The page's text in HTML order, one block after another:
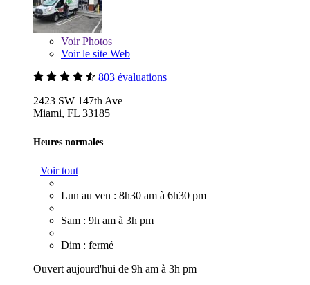
VoirPhotos
Voir le site Web
803 évaluations
2423 SW 147th Ave
Miami, FL 33185
Heures normales
Voir tout
Lun au ven : 8h30 am à 6h30 pm
Sam : 9h am à 3h pm
Dim : fermé
Ouvert aujourd'hui de 9h am à 3h pm